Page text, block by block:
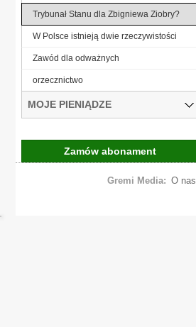
Trybunał Stanu dla Zbigniewa Ziobry?
W Polsce istnieją dwie rzeczywistości
Zawód dla odważnych
orzecznictwo
MOJE PIENIĄDZE
Zamów abonament
Gremi Media: O nas